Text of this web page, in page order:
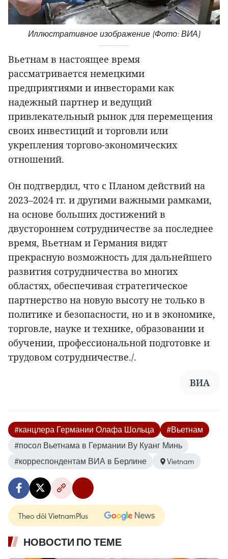
Иллюстративное изображение (Фото: ВИА)
Вьетнам в настоящее время
рассматривается немецкими
предприятиями и инвесторами как
надежный партнер и ведущий
привлекательный рынок для перемещения
своих инвестиций и торговли или
укрепления торгово-экономических
отношений.
Он подтвердил, что с Планом действий на
2023–2024 гг. и другими важными рамками,
на основе больших достижений в
двустороннем сотрудничестве за последнее
время, Вьетнам и Германия видят
прекрасную возможность для дальнейшего
развития сотрудничества во многих
областях, обеспечивая стратегическое
партнерство на новую высоту не только в
политике и безопасности, но и в экономике,
торговле, науке и технике, образовании и
обучении, профессиональной подготовке и
трудовом сотрудничестве./.
ВИА
#канцлера Германии Олафа Шольца
#Вьетнам
#посол Вьетнама в Германии Ву Куанг Минь
#корреспондентам ВИА в Берлине
Vietnam
Theo dõi VietnamPlus
НОВОСТИ ПО ТЕМЕ